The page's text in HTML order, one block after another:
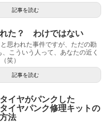
記事を読む
た？ わけではない
思われた事件ですが、ただの勘
こういう人って、あなたの近く
笑）
記事を読む
イヤがパンクした
イヤパンク修理キットの
法